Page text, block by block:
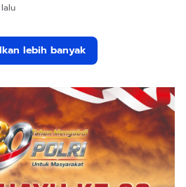
lebih banyak